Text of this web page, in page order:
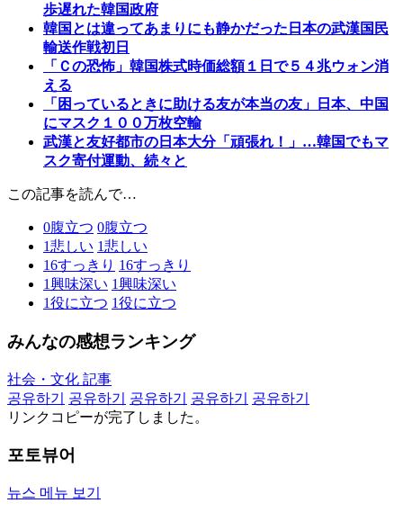
歩遅れた韓国政府
韓国とは違ってあまりにも静かだった日本の武漢国民
輸送作戦初日
「Ｃの恐怖」韓国株式時価総額１日で５４兆ウォン消
える
「困っているときに助ける友が本当の友」日本、中国
にマスク１００万枚空輸
武漢と友好都市の日本大分「頑張れ！」…韓国でもマ
スク寄付運動、続々と
この記事を読んで…
0腹立つ 0腹立つ
1悲しい 1悲しい
16すっきり 16すっきり
1興味深い 1興味深い
1役に立つ 1役に立つ
みんなの感想ランキング
社会・文化 記事
공유하기
공유하기 공유하기 공유하기
공유하기
リンクコピーが完了しました。
포토뷰어
뉴스 메뉴 보기